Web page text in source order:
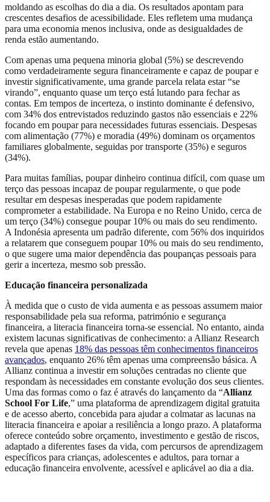
moldando as escolhas do dia a dia. Os resultados apontam para
crescentes desafios de acessibilidade. Eles refletem uma mudança
para uma economia menos inclusiva, onde as desigualdades de
renda estão aumentando.
Com apenas uma pequena minoria global (5%) se descrevendo
como verdadeiramente segura financeiramente e capaz de poupar e
investir significativamente, uma grande parcela relata estar “se
virando”, enquanto quase um terço está lutando para fechar as
contas. Em tempos de incerteza, o instinto dominante é defensivo,
com 34% dos entrevistados reduzindo gastos não essenciais e 22%
focando em poupar para necessidades futuras essenciais. Despesas
com alimentação (77%) e moradia (49%) dominam os orçamentos
familiares globalmente, seguidas por transporte (35%) e seguros
(34%).
Para muitas famílias, poupar dinheiro continua difícil, com quase um
terço das pessoas incapaz de poupar regularmente, o que pode
resultar em despesas inesperadas que podem rapidamente
comprometer a estabilidade. Na Europa e no Reino Unido, cerca de
um terço (34%) consegue poupar 10% ou mais do seu rendimento.
A Indonésia apresenta um padrão diferente, com 56% dos inquiridos
a relatarem que conseguem poupar 10% ou mais do seu rendimento,
o que sugere uma maior dependência das poupanças pessoais para
gerir a incerteza, mesmo sob pressão.
Educação financeira personalizada
À medida que o custo de vida aumenta e as pessoas assumem maior
responsabilidade pela sua reforma, património e segurança
financeira, a literacia financeira torna-se essencial. No entanto, ainda
existem lacunas significativas de conhecimento: a Allianz Research
revela que apenas 18% das pessoas têm conhecimentos financeiros
avançados, enquanto 26% têm apenas uma compreensão básica. A
Allianz continua a investir em soluções centradas no cliente que
respondam às necessidades em constante evolução dos seus clientes.
Uma das formas como o faz é através do lançamento da “Allianz
School For Life,” uma plataforma de aprendizagem digital gratuita
e de acesso aberto, concebida para ajudar a colmatar as lacunas na
literacia financeira e apoiar a resiliência a longo prazo. A plataforma
oferece conteúdo sobre orçamento, investimento e gestão de riscos,
adaptado a diferentes fases da vida, com percursos de aprendizagem
específicos para crianças, adolescentes e adultos, para tornar a
educação financeira envolvente, acessível e aplicável ao dia a dia.